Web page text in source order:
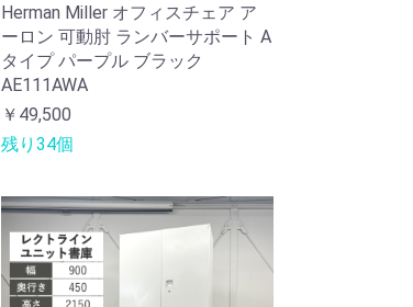
Herman Miller オフィスチェア ア
ーロン 可動肘 ランバーサポート A
タイプ パープル ブラック
AE111AWA
￥49,500
残り34個